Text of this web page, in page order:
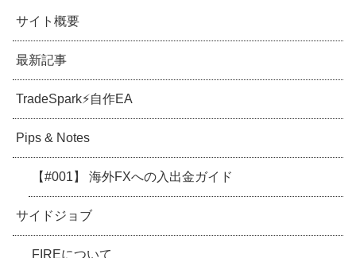
サイト概要
最新記事
TradeSpark⚡️自作EA
Pips & Notes
【#001】 海外FXへの入出金ガイド
サイドジョブ
FIREについて